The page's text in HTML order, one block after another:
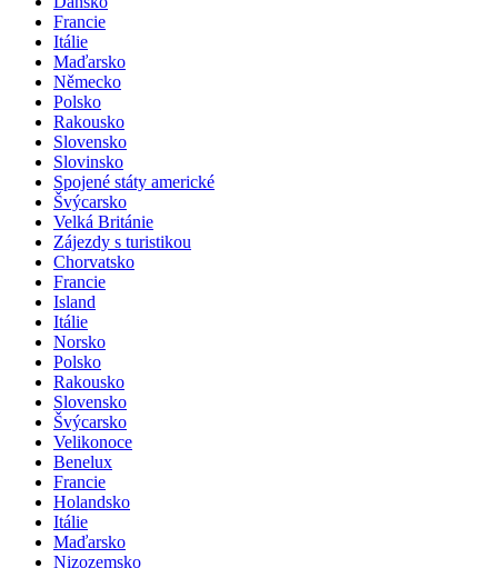
Francie
Itálie
Maďarsko
Německo
Polsko
Rakousko
Slovensko
Slovinsko
Spojené státy americké
Švýcarsko
Velká Británie
Zájezdy s turistikou
Chorvatsko
Francie
Island
Itálie
Norsko
Polsko
Rakousko
Slovensko
Švýcarsko
Velikonoce
Benelux
Francie
Holandsko
Itálie
Maďarsko
Nizozemsko